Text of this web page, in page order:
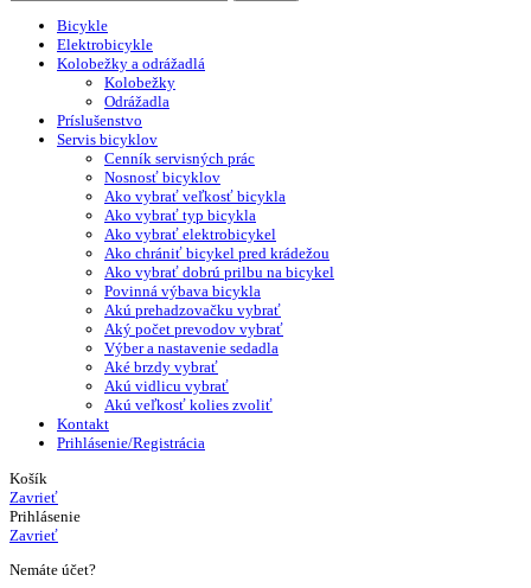
Bicykle
Elektrobicykle
Kolobežky a odrážadlá
Kolobežky
Odrážadla
Príslušenstvo
Servis bicyklov
Cenník servisných prác
Nosnosť bicyklov
Ako vybrať veľkosť bicykla
Ako vybrať typ bicykla
Ako vybrať elektrobicykel
Ako chrániť bicykel pred krádežou
Ako vybrať dobrú prilbu na bicykel
Povinná výbava bicykla
Akú prehadzovačku vybrať
Aký počet prevodov vybrať
Výber a nastavenie sedadla
Aké brzdy vybrať
Akú vidlicu vybrať
Akú veľkosť kolies zvoliť
Kontakt
Prihlásenie/Registrácia
Košík
Zavrieť
Prihlásenie
Zavrieť
Nemáte účet?